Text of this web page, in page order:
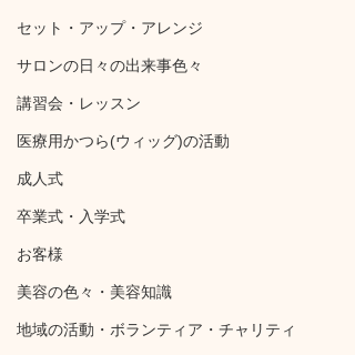
セット・アップ・アレンジ
サロンの日々の出来事色々
講習会・レッスン
医療用かつら(ウィッグ)の活動
成人式
卒業式・入学式
お客様
美容の色々・美容知識
地域の活動・ボランティア・チャリティ